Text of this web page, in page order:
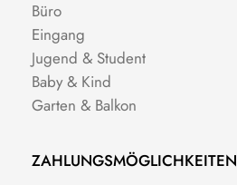
Büro
Eingang
Jugend & Student
Baby & Kind
Garten & Balkon
ZAHLUNGSMÖGLICHKEITEN